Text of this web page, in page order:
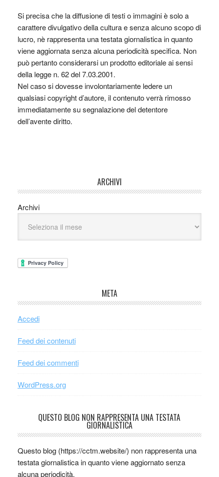
Si precisa che la diffusione di testi o immagini è solo a
carattere divulgativo della cultura e senza alcuno scopo di
lucro, nè rappresenta una testata giornalistica in quanto
viene aggiornata senza alcuna periodicità specifica. Non
può pertanto considerarsi un prodotto editoriale ai sensi
della legge n. 62 del 7.03.2001.
Nel caso si dovesse involontariamente ledere un
qualsiasi copyright d’autore, il contenuto verrà rimosso
immediatamente su segnalazione del detentore
dell’avente diritto.
ARCHIVI
Archivi
META
Accedi
Feed dei contenuti
Feed dei commenti
WordPress.org
QUESTO BLOG NON RAPPRESENTA UNA TESTATA
GIORNALISTICA
Questo blog (https://cctm.website/) non rappresenta una
testata giornalistica in quanto viene aggiornato senza
alcuna periodicità.